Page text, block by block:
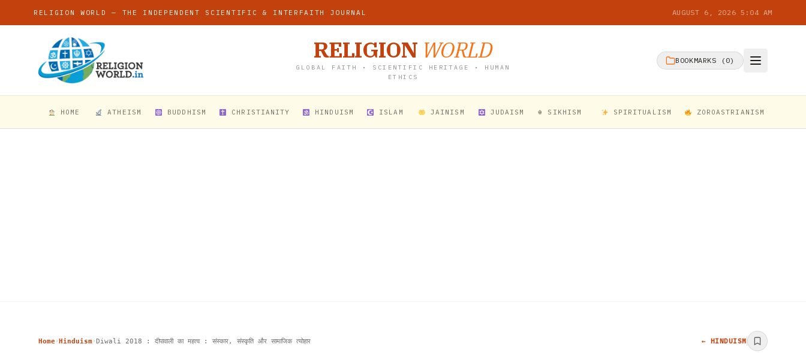
RELIGION WORLD — THE INDEPENDENT SCIENTIFIC & INTERFAITH JOURNAL AUGUST 6, 2026 5:04 AM
RELIGION WORLD
GLOBAL FAITH • SCIENTIFIC HERITAGE • HUMAN
ETHICS
BOOKMARKS ( 0)
HOME ATHEISM BUDDHISM CHRISTIANITY HINDUISM ISLAM JAINISM JUDAISM ☬ SIKHISM SPIRITUALISM ZOROASTRIANISM
Home›Hinduism›Diwali 2018 : दीपावाली का महत्व : संस्कार, संस्कृति और सामाजिक त्योहार ← HINDUISM